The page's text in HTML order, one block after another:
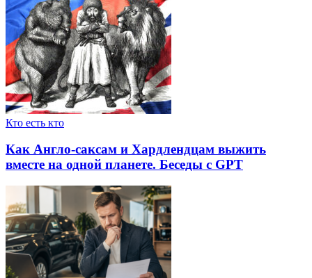
Кто есть кто
Как Англо-саксам и Хардлендцам выжить
вместе на одной планете. Беседы с GPT